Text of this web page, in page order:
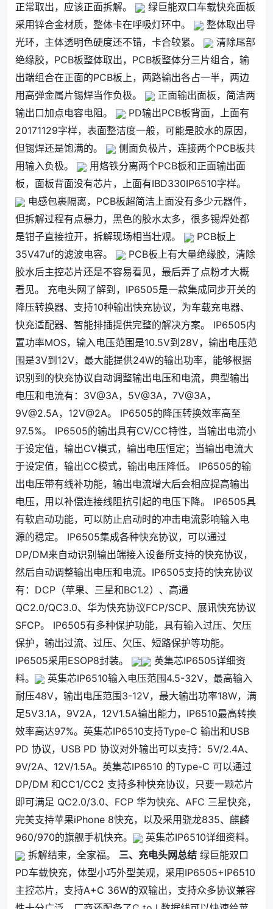
正常取出，应该正面拆解。
绿巨能双口车载快充面板
采用锌合金材质，整体卡在呼吸灯环中。
整体取出导
光环，主体透明色硬度还不错，卡合较紧。
清除尾部
绝缘胶，PCB板整体取出，PCB板整体分三片组合，输
出端组合在正面的PCB板上，两路输出各占一半，两边
用高弹金属片锡焊当作负极。
正面输出面板，简洁两
输出口加点电容电阻。
PD输出PCB板背面，上面有
20171129字样，表面整洁度一般，可能是胶水的原因，
但锡焊还是饱满的。
侧面负极片，连接两个PCB板共
用输入负极。
用烙铁分离两个PCB板和正面输出面
板，面板背面没有芯片，上面有IBD330IP6510字样。
电感包裹隔离，PCB板超简洁上面没有多少元器件，
但拆解过程有点暴力，黑色的胶水太多，很多锡焊处都
是钳子直接拉开，拆解现场相当壮观。
PCB板上
35V47uf的滤波电容。
PCB板上有大量绝缘胶，清除
胶水后主控芯片还是不容易看见，最后弄了点粉才大概
看见。 充电头网了解到，IP6505是一款集成同步开关的
降压转换器、支持10种输出快充协议，为车载充电器、
快充适配器、智能排插提供完整的解决方案。 IP6505内
置功率MOS，输入电压范围是10.5V到28V，输出电压范
围是3V到12V，最大能提供24W的输出功率，能够根据
识别到的快充协议自动调整输出电压和电流，典型输出
电压和电流有：3V@3A，5V@3A，7V@3A，
9V@2.5A，12V@2A。 IP6505的降压转换效率高至
97.5%。 IP6505的输出具有CV/CC特性，当输出电流小
于设定值，输出CV模式，输出电压恒定；当输出电流大
于设定值，输出CC模式，输出电压降低。 IP6505的输
出电压带有线补功能，输出电流增大后会相应提高输出
电压，用以补偿连接线阻抗引起的电压下降。 IP6505具
有软启动功能，可以防止启动时的冲击电流影响输入电
源的稳定。 IP6505集成各种快充协议，可以通过
DP/DM来自动识别输出端接入设备所支持的快充协议，
然后自动调整输出电压和电流。IP6505支持的快充协议
有：DCP（苹果、三星和BC1.2）、高通
QC2.0/QC3.0、华为快充协议FCP/SCP、展讯快充协议
SFCP。 IP6505有多种保护功能，具有输入过压、欠压
保护，输出过流、过压、欠压、短路保护等功能。
IP6505采用ESOP8封装。
英集芯IP6505详细资
料。
英集芯IP6510输入电压范围4.5-32V，最高输入
耐压48V，输出电压范围3-12V，最大输出功率18W，满
足5V3.1A，9V2A，12V1.5A输出能力，IP6510最高转换
效率高达97%。英集芯IP6510支持Type-C 输出和USB
PD 协议，USB PD 协议对外输出可以支持：5V/2.4A、
9V/2A、12V/1.5A。英集芯IP6510 的Type-C 可以通过
DP/DM 和CC1/CC2 支持多种快充协议，只要一颗芯片
即可满足 QC2.0/3.0、FCP 华为快充、AFC 三星快充，
完美支持苹果iPhone 8快充，以及采用骁龙835、麒麟
960/970的旗舰手机快充。
英集芯IP6510详细资料。
拆解结束，全家福。 三、充电头网总结 绿巨能双口
PD车载快充，体型小巧外型美观，采用IP6505+IP6510
主控芯片，支持A+C 36W的双输出，支持众多协议兼容